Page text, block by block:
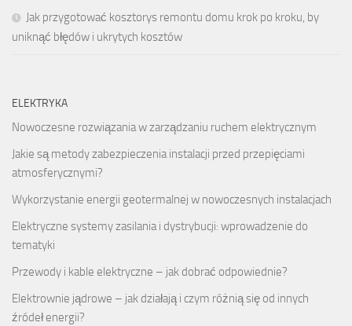
Jak przygotować kosztorys remontu domu krok po kroku, by
uniknąć błędów i ukrytych kosztów
ELEKTRYKA
Nowoczesne rozwiązania w zarządzaniu ruchem elektrycznym
Jakie są metody zabezpieczenia instalacji przed przepięciami
atmosferycznymi?
Wykorzystanie energii geotermalnej w nowoczesnych instalacjach
Elektryczne systemy zasilania i dystrybucji: wprowadzenie do
tematyki
Przewody i kable elektryczne – jak dobrać odpowiednie?
Elektrownie jądrowe – jak działają i czym różnią się od innych
źródeł energii?